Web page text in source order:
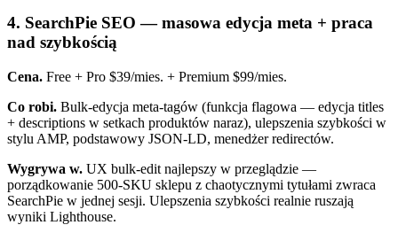
4. SearchPie SEO — masowa edycja meta + praca
nad szybkością
Cena. Free + Pro $39/mies. + Premium $99/mies.
Co robi. Bulk-edycja meta-tagów (funkcja flagowa — edycja titles
+ descriptions w setkach produktów naraz), ulepszenia szybkości w
stylu AMP, podstawowy JSON-LD, menedżer redirectów.
Wygrywa w. UX bulk-edit najlepszy w przeglądzie —
porządkowanie 500-SKU sklepu z chaotycznymi tytułami zwraca
SearchPie w jednej sesji. Ulepszenia szybkości realnie ruszają
wyniki Lighthouse.